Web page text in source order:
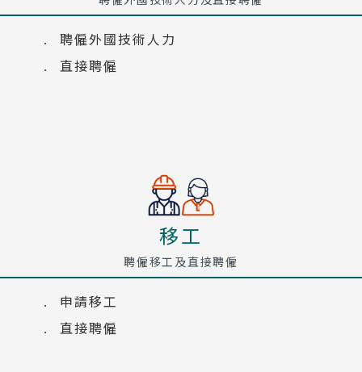
聘僱外國技術人力
直接聘僱
移工
聘僱移工及直接聘僱
申請移工
直接聘僱